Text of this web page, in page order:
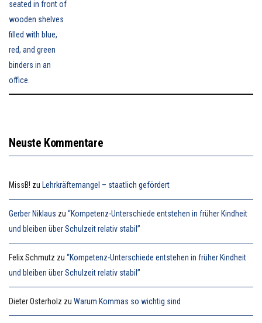
Neuste Kommentare
MissB! zu Lehrkräftemangel – staatlich gefördert
Gerber Niklaus zu “Kompetenz-Unterschiede entstehen in früher Kindheit
und bleiben über Schulzeit relativ stabil”
Felix Schmutz zu “Kompetenz-Unterschiede entstehen in früher Kindheit
und bleiben über Schulzeit relativ stabil”
Dieter Osterholz zu Warum Kommas so wichtig sind